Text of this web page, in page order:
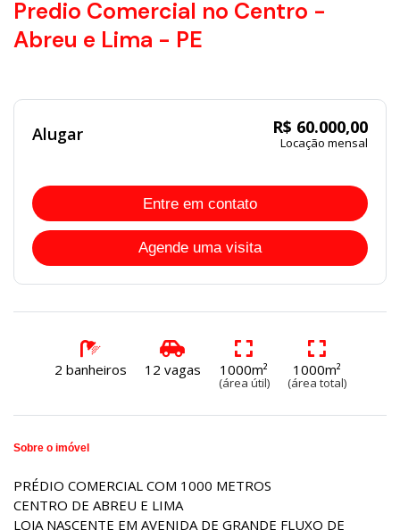
Predio Comercial no Centro -
Abreu e Lima - PE
Alugar R$ 60.000,00
Locação mensal
Entre em contato
Agende uma visita
2 banheiros 12 vagas 1000m²
(área útil)
1000m²
(área total)
Sobre o imóvel
PRÉDIO COMERCIAL COM 1000 METROS
CENTRO DE ABREU E LIMA
LOJA NASCENTE EM AVENIDA DE GRANDE FLUXO DE